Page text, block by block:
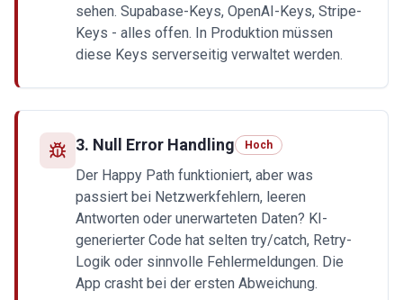
sehen. Supabase-Keys, OpenAI-Keys, Stripe-
Keys - alles offen. In Produktion müssen
diese Keys serverseitig verwaltet werden.
3. Null Error Handling Hoch
Der Happy Path funktioniert, aber was
passiert bei Netzwerkfehlern, leeren
Antworten oder unerwarteten Daten? KI-
generierter Code hat selten try/catch, Retry-
Logik oder sinnvolle Fehlermeldungen. Die
App crasht bei der ersten Abweichung.